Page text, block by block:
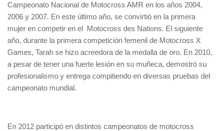
Campeonato Nacional de Motocross AMR en los años 2004,
2006 y 2007. En este último año, se convirtió en la primera
mujer en competir en el Motocross des Nations. El siguiente
año, durante la primera competición femenil de Motocross X
Games, Tarah se hizo acreedora de la medalla de oro. En 2010,
a pesar de tener una fuerte lesión en su muñeca, demostró su
profesionalismo y entrega compitiendo en diversas pruebas del
campeonato mundial.
En 2012 participó en distintos campeonatos de motocross